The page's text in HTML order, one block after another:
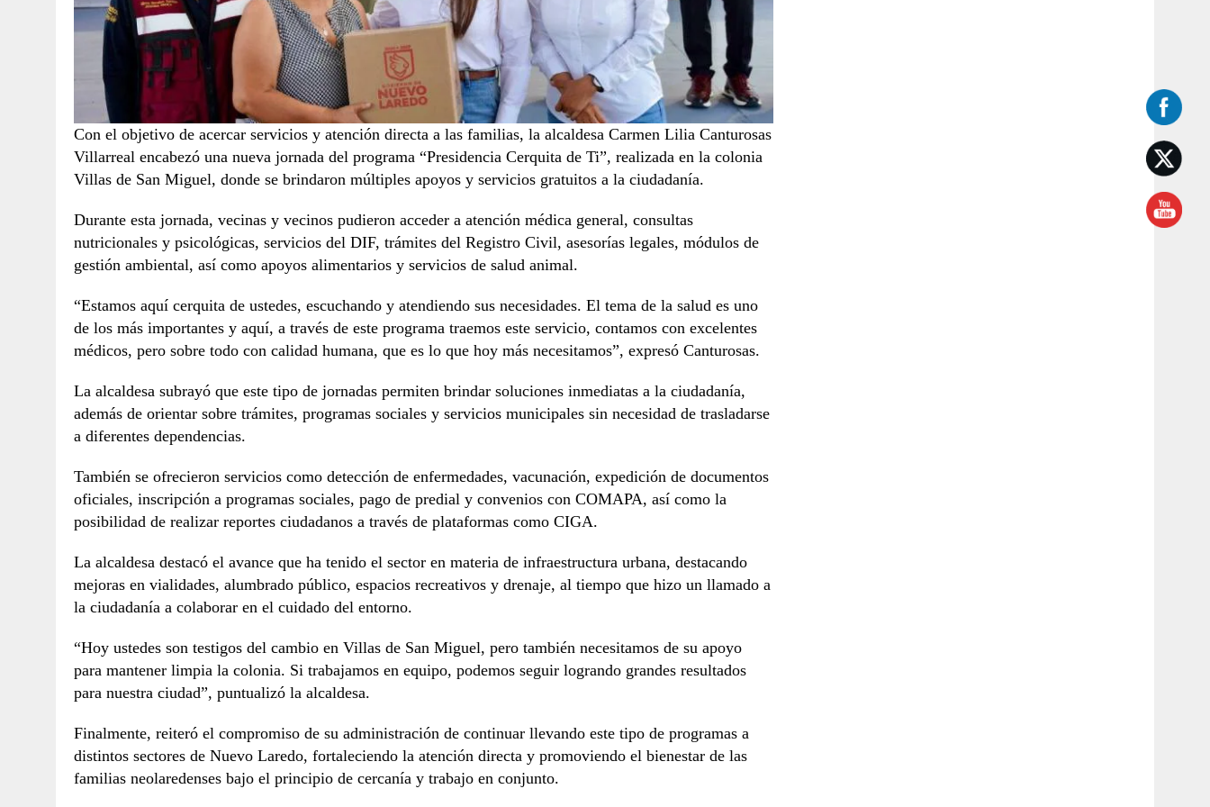
Con el objetivo de acercar servicios y atención directa a las familias, la alcaldesa Carmen Lilia Canturosas
Villarreal encabezó una nueva jornada del programa “Presidencia Cerquita de Ti”, realizada en la colonia
Villas de San Miguel, donde se brindaron múltiples apoyos y servicios gratuitos a la ciudadanía.
Durante esta jornada, vecinas y vecinos pudieron acceder a atención médica general, consultas
nutricionales y psicológicas, servicios del DIF, trámites del Registro Civil, asesorías legales, módulos de
gestión ambiental, así como apoyos alimentarios y servicios de salud animal.
“Estamos aquí cerquita de ustedes, escuchando y atendiendo sus necesidades. El tema de la salud es uno
de los más importantes y aquí, a través de este programa traemos este servicio, contamos con excelentes
médicos, pero sobre todo con calidad humana, que es lo que hoy más necesitamos”, expresó Canturosas.
La alcaldesa subrayó que este tipo de jornadas permiten brindar soluciones inmediatas a la ciudadanía,
además de orientar sobre trámites, programas sociales y servicios municipales sin necesidad de trasladarse
a diferentes dependencias.
También se ofrecieron servicios como detección de enfermedades, vacunación, expedición de documentos
oficiales, inscripción a programas sociales, pago de predial y convenios con COMAPA, así como la
posibilidad de realizar reportes ciudadanos a través de plataformas como CIGA.
La alcaldesa destacó el avance que ha tenido el sector en materia de infraestructura urbana, destacando
mejoras en vialidades, alumbrado público, espacios recreativos y drenaje, al tiempo que hizo un llamado a
la ciudadanía a colaborar en el cuidado del entorno.
“Hoy ustedes son testigos del cambio en Villas de San Miguel, pero también necesitamos de su apoyo
para mantener limpia la colonia. Si trabajamos en equipo, podemos seguir logrando grandes resultados
para nuestra ciudad”, puntualizó la alcaldesa.
Finalmente, reiteró el compromiso de su administración de continuar llevando este tipo de programas a
distintos sectores de Nuevo Laredo, fortaleciendo la atención directa y promoviendo el bienestar de las
familias neolaredenses bajo el principio de cercanía y trabajo en conjunto.